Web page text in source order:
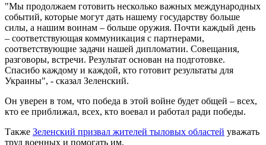
"Мы продолжаем готовить несколько важных международных
событий, которые могут дать нашему государству больше
силы, а нашим воинам – больше оружия. Почти каждый день
– соответствующая коммуникация с партнерами,
соответствующие задачи нашей дипломатии. Совещания,
разговоры, встречи. Результат основан на подготовке.
Спасибо каждому и каждой, кто готовит результаты для
Украины", - сказал Зеленский.
Он уверен в том, что победа в этой войне будет общей – всех,
кто ее приближал, всех, кто воевал и работал ради победы.
Также Зеленский призвал жителей тыловых областей уважать
труд военных и помогать им.